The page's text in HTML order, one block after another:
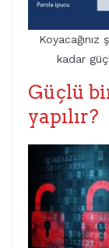
kadar
Güçlü
yapılır?